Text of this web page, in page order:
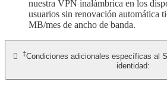
nuestra VPN inalámbrica en los
usuarios sin renovación automática
MB/mes de ancho de banda.
 ‡Condiciones adicionales específicas al
identidad: